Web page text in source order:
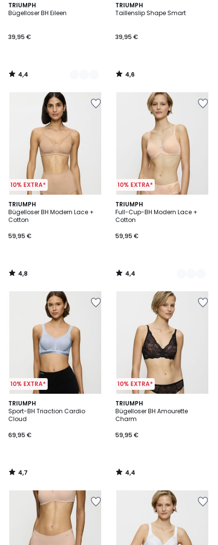
TRIUMPH
Bügelloser BH Eileen
39,95 €
4,4
/ 5
2
Farben
4,4
/
TRIUMPH
Taillenslip Shape Smart
39,95 €
4,6
/ 5
4,6
/
10% EXTRA*
TRIUMPH
Bügelloser BH Modern Lace +
Cotton
59,95 €
4,8
/ 5
4,8
/
10% EXTRA*
TRIUMPH
Full-Cup-BH Modern Lace +
Cotton
59,95 €
4,4
/ 5
2
Farben
4,4
/
10% EXTRA*
TRIUMPH
Sport-BH Triaction Cardio
Cloud
69,95 €
4,7
/ 5
4,7
/
10% EXTRA*
TRIUMPH
Bügelloser BH Amourette
Charm
59,95 €
4,4
/ 5
4,4
/